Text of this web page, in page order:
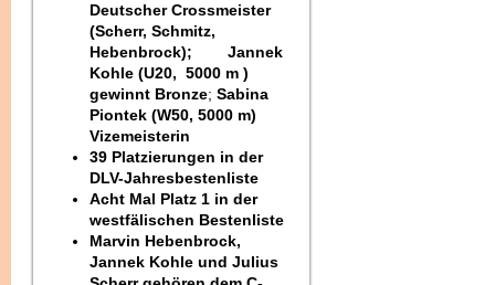
Deutscher Crossmeister
(Scherr, Schmitz,
Hebenbrock); Jannek
Kohle (U20, 5000 m )
gewinnt Bronze; Sabina
Piontek (W50, 5000 m)
Vizemeisterin
39 Platzierungen in der
DLV-Jahresbestenliste
Acht Mal Platz 1 in der
westfälischen Bestenliste
Marvin Hebenbrock,
Jannek Kohle und Julius